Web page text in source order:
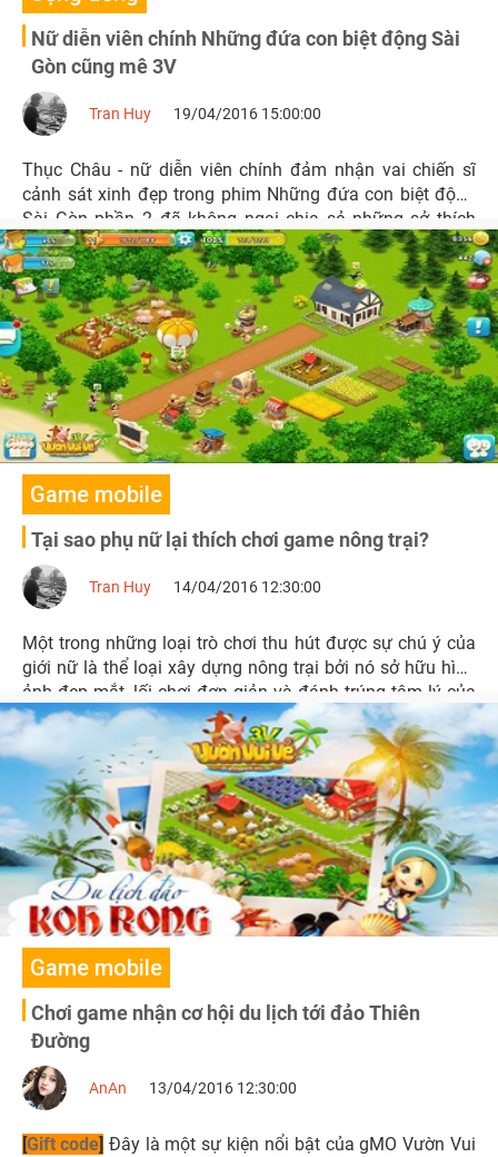
Nữ diễn viên chính Những đứa con biệt động Sài
Gòn cũng mê 3V
Tran Huy 19/04/2016 15:00:00
Thục Châu - nữ diễn viên chính đảm nhận vai chiến sĩ
cảnh sát xinh đẹp trong phim Những đứa con biệt động
Sài Gòn phần 2 đã không ngại chia sẻ những sở thích
đặc biệt của mình với khán giả.
Game mobile
Tại sao phụ nữ lại thích chơi game nông trại?
Tran Huy 14/04/2016 12:30:00
Một trong những loại trò chơi thu hút được sự chú ý của
giới nữ là thể loại xây dựng nông trại bởi nó sở hữu hình
ảnh đẹp mắt, lối chơi đơn giản và đánh trúng tâm lý của
giới nữ.
Game mobile
Chơi game nhận cơ hội du lịch tới đảo Thiên
Đường
AnAn 13/04/2016 12:30:00
[Gift code] Đây là một sự kiện nổi bật của gMO Vườn Vui